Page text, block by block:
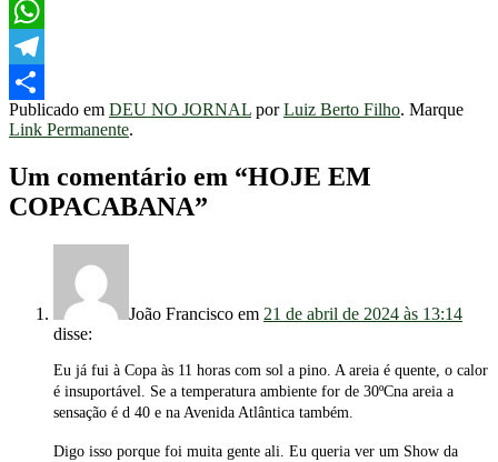
Facebook
WhatsApp
Telegram
Share
Publicado em DEU NO JORNAL porLuiz Berto Filho. Marque
Link Permanente.
Um comentário em “HOJE EM
COPACABANA”
João Francisco em 21 de abril de 2024 às 13:14
disse:
Eu já fui à Copa às 11 horas com sol a pino. A areia é quente, o calor
é insuportável. Se a temperatura ambiente for de 30ºCna areia a
sensação é d 40 e na Avenida Atlântica também.
Digo isso porque foi muita gente ali. Eu queria ver um Show da